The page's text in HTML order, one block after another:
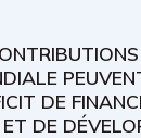
DE
DE